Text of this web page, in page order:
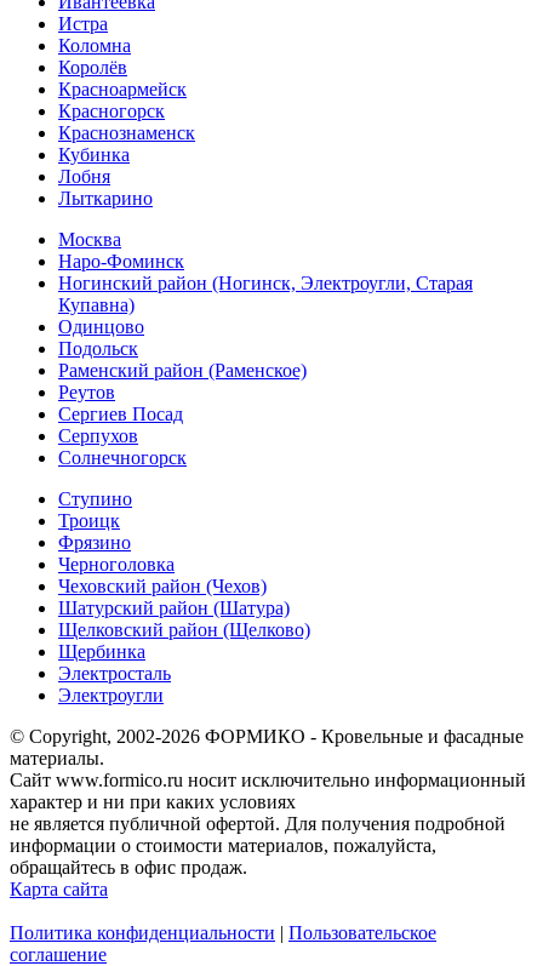
Истра
Коломна
Королёв
Красноармейск
Красногорск
Краснознаменск
Кубинка
Лобня
Лыткарино
Москва
Наро-Фоминск
Ногинский район (Ногинск, Электроугли, Старая
Купавна)
Одинцово
Подольск
Раменский район (Раменское)
Реутов
Сергиев Посад
Серпухов
Солнечногорск
Ступино
Троицк
Фрязино
Черноголовка
Чеховский район (Чехов)
Шатурский район (Шатура)
Щелковский район (Щелково)
Щербинка
Электросталь
Электроугли
© Copyright, 2002-2026 ФОРМИКО - Кровельные и фасадные
материалы.
Сайт www.formico.ru носит исключительно информационный
характер и ни при каких условиях
не является публичной офертой. Для получения подробной
информации о стоимости материалов, пожалуйста,
обращайтесь в офис продаж.
Карта сайта
Политика конфиденциальности | Пользовательское
соглашение